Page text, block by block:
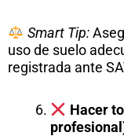
Smart Tip:
uso de suelo
registrada ante
Hacer